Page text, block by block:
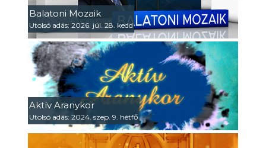
Balatoni Mozaik
Utolsó adás: 2026. júl. 28. kedd
Aktív Aranykor
Utolsó adás: 2024. szep. 9. hétfő